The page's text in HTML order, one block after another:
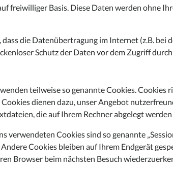
freiwilliger Basis. Diese Daten werden ohne
die Datenübertragung im Internet (z.B.
Schutz der Daten vor dem Zugriff
teilweise so genannte Cookies. Cookies
dienen dazu, unser Angebot
die auf Ihrem Rechner abgelegt
verwendeten Cookies sind so genannte
Cookies bleiben auf Ihrem Endgerät
Browser beim nächsten Besuch